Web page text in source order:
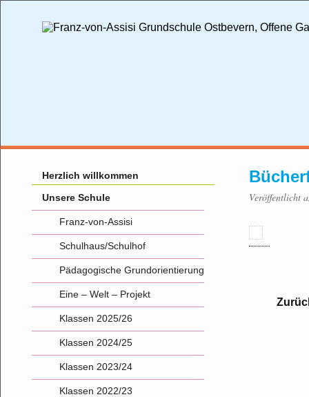
Veröffentlicht
Herzlich willkommen
Unsere Schule
Franz-von-Assisi
Schulhaus/Schulhof
Pädagogische Grundorientierung
Eine – Welt – Projekt
Klassen 2025/26
Klassen 2024/25
Klassen 2023/24
Klassen 2022/23